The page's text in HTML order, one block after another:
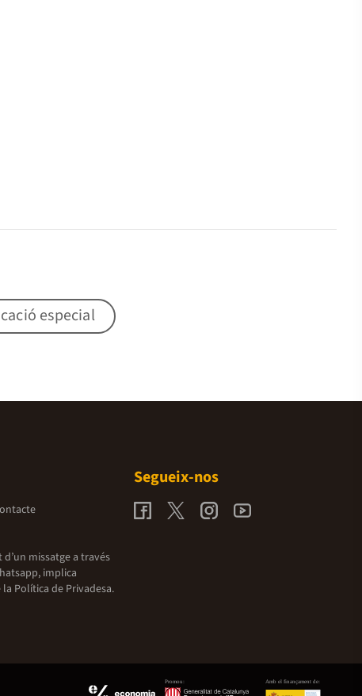
especial
missatge a través
implica
la Política de Privadesa.
Segueix-nos
Promou: Amb el finançament de: